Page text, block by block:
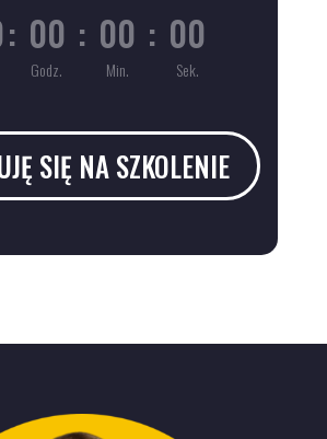
: 00
Godz.
: 00
Min.
: 00
Sek.
SIĘ NA SZKOLENIE